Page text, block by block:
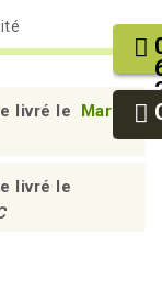
livré le
Mardi
livré le